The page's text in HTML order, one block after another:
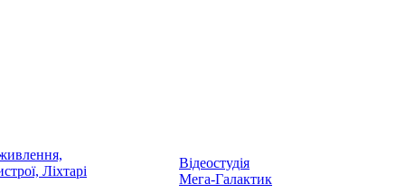
Ліхтарі
Відеостудія
Мега-Галактик